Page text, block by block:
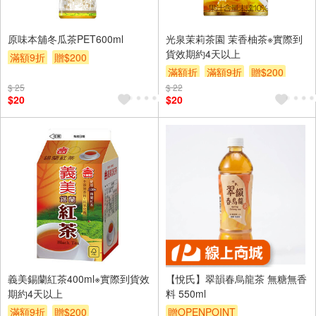
原味本舖冬瓜茶PET600ml
滿額9折
贈$200
$ 25
$20
光泉茉莉茶園 茉香柚茶※實際到
貨效期約4天以上
滿額折
滿額9折 贈$200
$ 22
$20
義美錫蘭紅茶400ml※實際到貨效
期約4天以上
滿額9折
贈$200
【悅氏】翠韻春烏龍茶 無糖無香
料 550ml
贈OPENPOINT